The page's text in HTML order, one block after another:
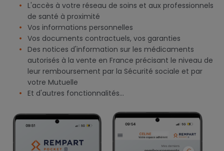
L'accès à votre réseau de soins et aux professionnels
de santé à proximité
Vos informations personnelles
Vos documents contractuels, vos garanties
Des notices d'information sur les médicaments
autorisés à la vente en France précisant le niveau de
leur remboursement par la Sécurité sociale et par
votre Mutuelle
Et d'autres fonctionnalités...